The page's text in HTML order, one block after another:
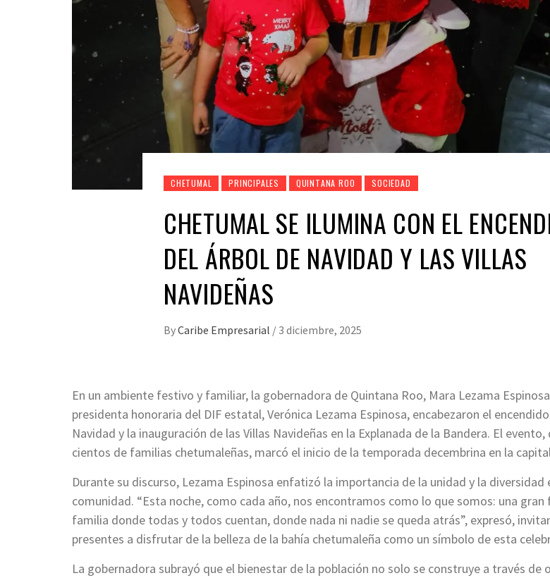
CHETUMAL PRINCIPALES QUINTANA ROO SOCIEDAD
CHETUMAL SE ILUMINA CON EL
DEL ÁRBOL DE NAVIDAD Y LAS VILLAS
NAVIDEÑAS
ByCaribe Empresarial / 3 diciembre, 2025
En un ambiente festivo y familiar, la gobernadora de Quintana Roo, Mara Lezama
presidenta honoraria del DIF estatal, Verónica Lezama Espinosa, encabezaron el
Navidad y la inauguración de las Villas Navideñas en la Explanada de la Bandera. El evento,
cientos de familias chetumaleñas, marcó el inicio de la temporada decembrina en la
Durante su discurso, Lezama Espinosa enfatizó la importancia de la unidad y la diversidad
comunidad. “Esta noche, como cada año, nos encontramos como lo que somos: una gran
familia donde todas y todos cuentan, donde nada ni nadie se queda atrás”, expresó,
presentes a disfrutar de la belleza de la bahía chetumaleña como un símbolo de esta
La gobernadora subrayó que el bienestar de la población no solo se construye a través de